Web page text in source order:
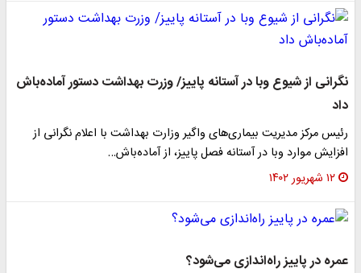
نگرانی از شیوع وبا در آستانه پاییز/ وزرت بهداشت دستور آماده‌باش
داد
رئیس مرکز مدیریت بیماری‌های واگیر وزارت بهداشت با اعلام نگرانی از
افزایش موارد وبا در آستانه فصل پاییز، از آماده‌باش…
۱۲ شهریور ۱۴۰۲
عمره در پاییز راه‌اندازی می‌شود؟